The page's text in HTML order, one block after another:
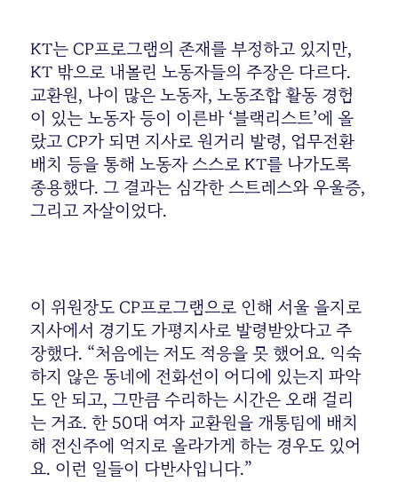
KT는 CP프로그램의 존재를 부정하고 있지만,
KT 밖으로 내몰린 노동자들의 주장은 다르다.
교환원, 나이 많은 노동자, 노동조합 활동 경험
이 있는 노동자 등이 이른바 ‘블랙리스트’에 올
랐고 CP가 되면 지사로 원거리 발령, 업무전환
배치 등을 통해 노동자 스스로 KT를 나가도록
종용했다. 그 결과는 심각한 스트레스와 우울증,
그리고 자살이었다.
이 위원장도 CP프로그램으로 인해 서울 을지로
지사에서 경기도 가평지사로 발령받았다고 주
장했다. “처음에는 저도 적응을 못 했어요. 익숙
하지 않은 동네에 전화선이 어디에 있는지 파악
도 안 되고, 그만큼 수리하는 시간은 오래 걸리
는 거죠. 한 50대 여자 교환원을 개통팀에 배치
해 전신주에 억지로 올라가게 하는 경우도 있어
요. 이런 일들이 다반사입니다.”